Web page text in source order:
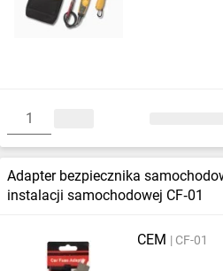
Adapter bezpiecznika
instalacji samochodowej CF‑01
CEM CF-01